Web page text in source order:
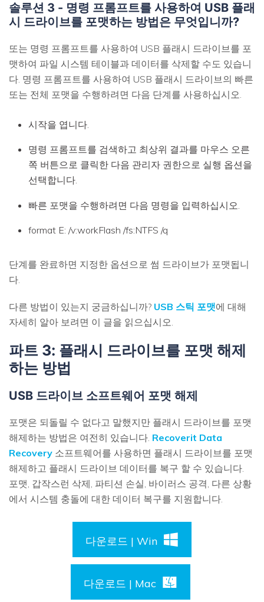
솔루션 3 - 명령 프롬프트를 사용하여 USB 플래
시 드라이브를 포맷하는 방법은 무엇입니까?
또는 명령 프롬프트를 사용하여 USB 플래시 드라이브를 포
맷하여 파일 시스템 테이블과 데이터를 삭제할 수도 있습니
다. 명령 프롬프트를 사용하여 USB 플래시 드라이브의 빠른
또는 전체 포맷을 수행하려면 다음 단계를 사용하십시오.
시작을 엽니다.
명령 프롬프트를 검색하고 최상위 결과를 마우스 오른
쪽 버튼으로 클릭한 다음 관리자 권한으로 실행 옵션을
선택합니다.
빠른 포맷을 수행하려면 다음 명령을 입력하십시오.
format E: /v:workFlash /fs:NTFS /q
단계를 완료하면 지정한 옵션으로 썸 드라이브가 포맷됩니
다.
다른 방법이 있는지 궁금하십니까? USB 스틱 포맷에 대해
자세히 알아 보려면 이 글을 읽으십시오.
파트 3: 플래시 드라이브를 포맷 해제
하는 방법
USB 드라이브 소프트웨어 포맷 해제
포맷은 되돌릴 수 없다고 말했지만 플래시 드라이브를 포맷
해제하는 방법은 여전히 있습니다. Recoverit Data
Recovery 소프트웨어를 사용하면 플래시 드라이브를 포맷
해제하고 플래시 드라이브 데이터를 복구 할 수 있습니다.
포맷, 갑작스런 삭제, 파티션 손실, 바이러스 공격, 다른 상황
에서 시스템 충돌에 대한 데이터 복구를 지원합니다.
다운로드 | Win
다운로드 | Mac